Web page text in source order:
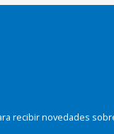
recibir novedades